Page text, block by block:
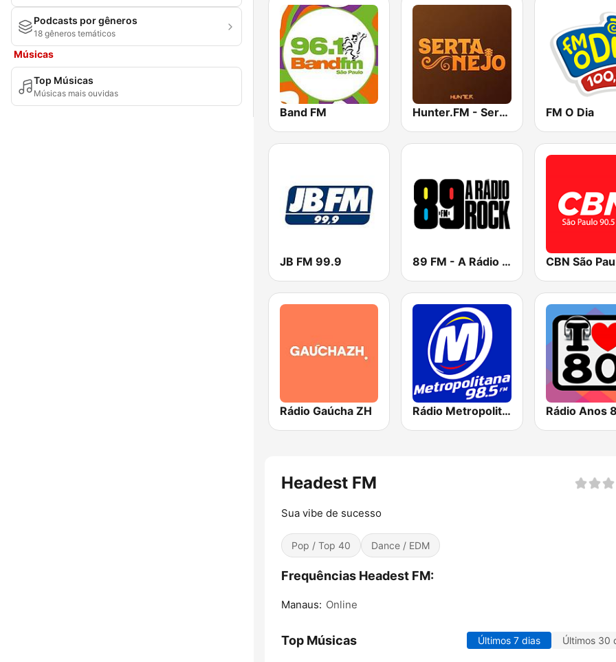
Podcasts por gêneros
18 gêneros temáticos
Músicas
Top Músicas
Músicas mais ouvidas
Band FM Hunter.FM - Sertanejo FM O Dia
JB FM 99.9 89 FM - A Rádio Rock CBN São
Rádio Gaúcha ZH Rádio Metropolitana 98.5 FM Rádio Anos
Headest FM
Sua vibe de sucesso
Pop / Top 40 Dance / EDM
Frequências Headest FM:
Manaus: Online
Top Músicas Últimos 7 dias Últimos 30